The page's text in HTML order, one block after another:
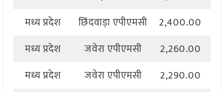
मध्य प्रदेश
छिंदवाड़ा एपीएमसी 2,400.00
मध्य प्रदेश
जवेरा एपीएमसी 2,260.00
मध्य प्रदेश
जवेरा एपीएमसी 2,290.00